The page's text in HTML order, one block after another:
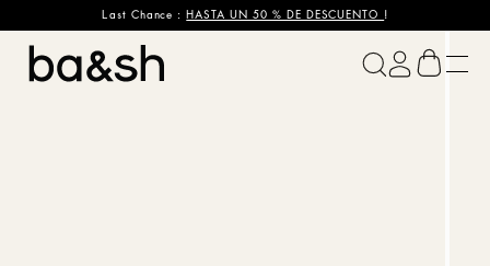
Last Chance : HASTA UN 50 % DE DESCUENTO !
ba&sh